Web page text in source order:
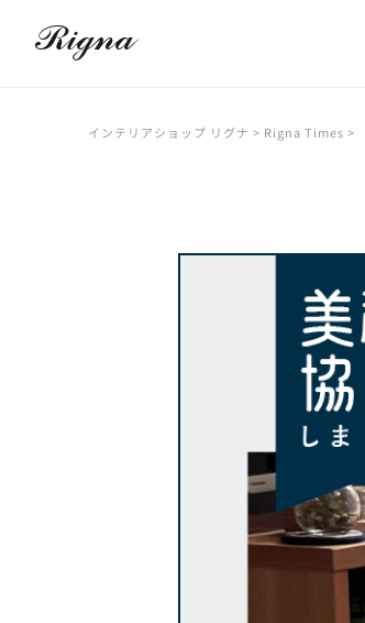
インテリアショップ リグナ > Rigna Times >